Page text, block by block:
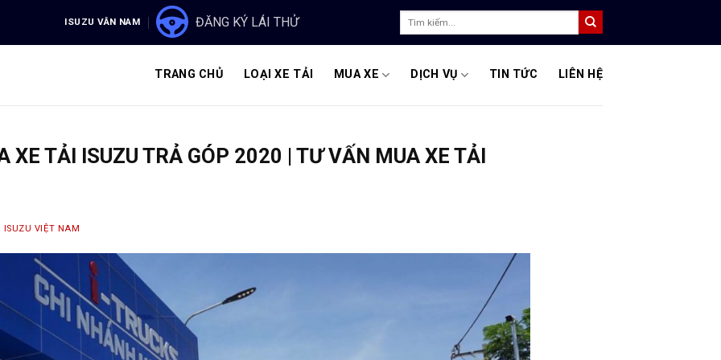
ISUZU VÂN NAM ĐĂNG KÝ LÁI THỬ
TRANG CHỦ LOẠI XE TẢI MUA XE DỊCH VỤ TIN TỨC LIÊN HỆ
XE TẢI ISUZU TRẢ GÓP 2020 | TƯ VẤN MUA XE TẢI
ISUZU VIỆT NAM